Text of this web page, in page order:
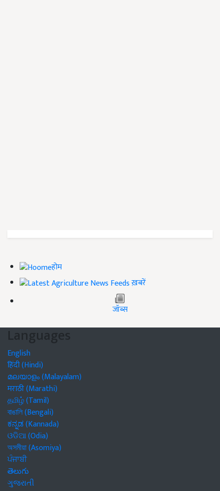
होम
ख़बरें
जॉब्स
Languages
English
हिंदी (Hindi)
മലയാളം (Malayalam)
मराठी (Marathi)
தமிழ் (Tamil)
বাঙালি (Bengali)
ಕನ್ನಡ (Kannada)
ଓଡିଆ (Odia)
অসমীয়া (Asomiya)
ਪੰਜਾਬੀ
తెలుగు
ગુજરાતી